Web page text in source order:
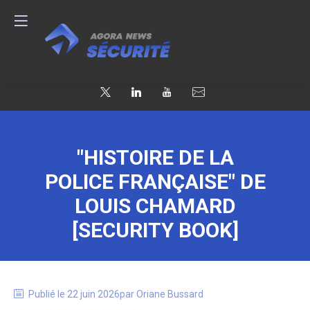
"HISTOIRE DE LA
POLICE FRANÇAISE" DE
LOUIS CHAMARD
[SECURITY BOOK]
Publié le 22 juin 2026parOriane Bussard